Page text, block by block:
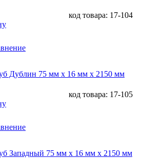
код товара: 17-104
Дублин 75 мм х 16 мм х 2150 мм
код товара: 17-105
Западный 75 мм х 16 мм х 2150 мм